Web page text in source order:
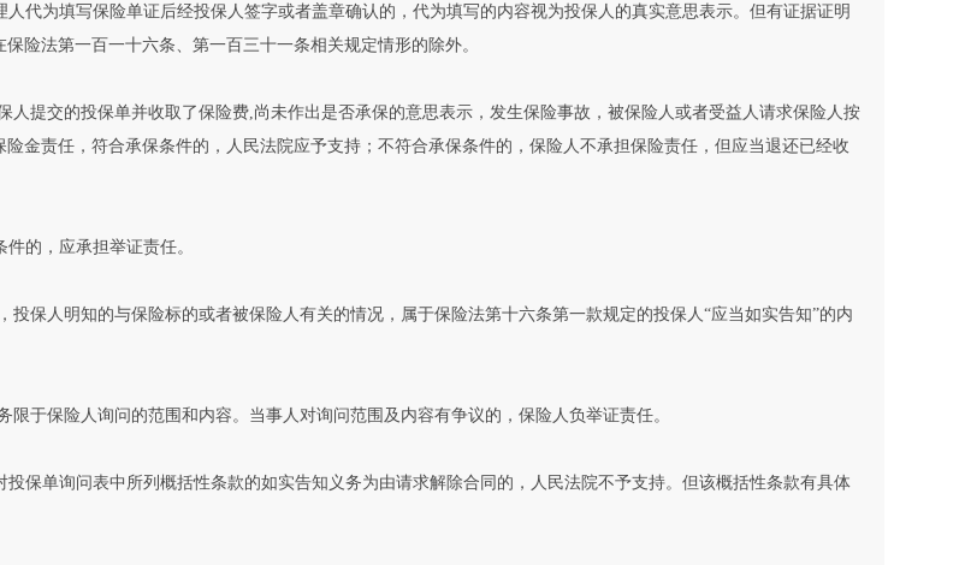
人代为填写保险单证后经投保人签字或者盖章确认的，代为填写的内容视为投保人的真实意思表示。但有证据证明
险法第一百一十六条、第一百三十一条相关规定情形的除外。
人提交的投保单并收取了保险费,尚未作出是否承保的意思表示，发生保险事故，被保险人或者受益人请求保险人按
金责任，符合承保条件的，人民法院应予支持；不符合承保条件的，保险人不承担保险责任，但应当退还已经收
的，应承担举证责任。
投保人明知的与保险标的或者被保险人有关的情况，属于保险法第十六条第一款规定的投保人“应当如实告知”的内
限于保险人询问的范围和内容。当事人对询问范围及内容有争议的，保险人负举证责任。
投保单询问表中所列概括性条款的如实告知义务为由请求解除合同的，人民法院不予支持。但该概括性条款有具体